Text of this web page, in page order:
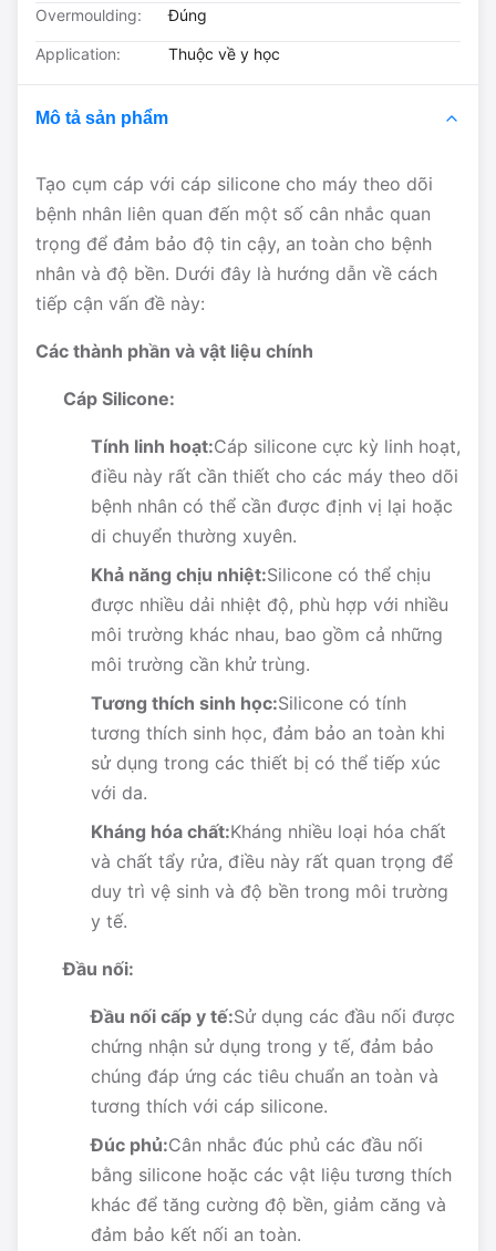
Overmoulding: Đúng
Application: Thuộc về y học
Mô tả sản phẩm
Tạo cụm cáp với cáp silicone cho máy theo dõi
bệnh nhân liên quan đến một số cân nhắc quan
trọng để đảm bảo độ tin cậy, an toàn cho bệnh
nhân và độ bền. Dưới đây là hướng dẫn về cách
tiếp cận vấn đề này:
Các thành phần và vật liệu chính
Cáp Silicone:
Tính linh hoạt:Cáp silicone cực kỳ linh hoạt,
điều này rất cần thiết cho các máy theo dõi
bệnh nhân có thể cần được định vị lại hoặc
di chuyển thường xuyên.
Khả năng chịu nhiệt:Silicone có thể chịu
được nhiều dải nhiệt độ, phù hợp với nhiều
môi trường khác nhau, bao gồm cả những
môi trường cần khử trùng.
Tương thích sinh học:Silicone có tính
tương thích sinh học, đảm bảo an toàn khi
sử dụng trong các thiết bị có thể tiếp xúc
với da.
Kháng hóa chất:Kháng nhiều loại hóa chất
và chất tẩy rửa, điều này rất quan trọng để
duy trì vệ sinh và độ bền trong môi trường
y tế.
Đầu nối:
Đầu nối cấp y tế:Sử dụng các đầu nối được
chứng nhận sử dụng trong y tế, đảm bảo
chúng đáp ứng các tiêu chuẩn an toàn và
tương thích với cáp silicone.
Đúc phủ:Cân nhắc đúc phủ các đầu nối
bằng silicone hoặc các vật liệu tương thích
khác để tăng cường độ bền, giảm căng và
đảm bảo kết nối an toàn.